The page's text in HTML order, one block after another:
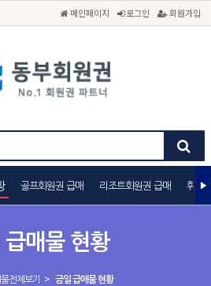
메인페이지 로그인 회원가입
급매물 현황
전체보기 > 금일 급매물 현황
골프회원권 급매 리조트회원권 급매 휘트